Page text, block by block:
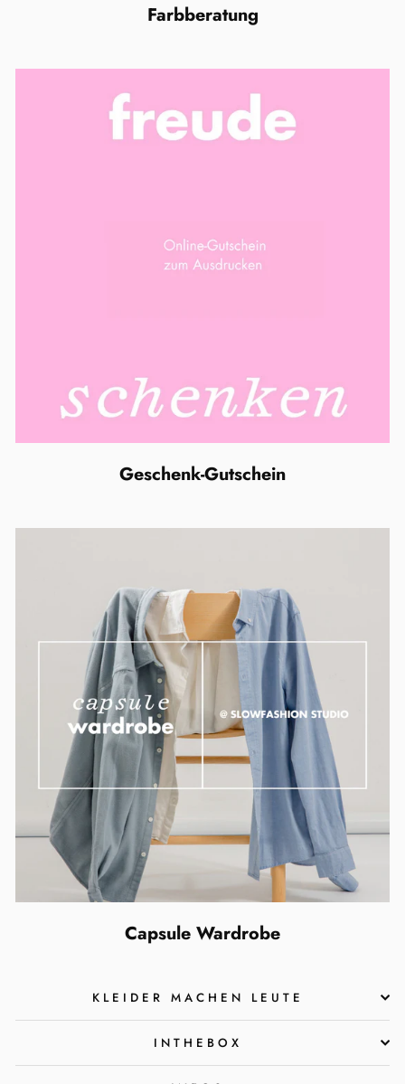
Farbberatung
Geschenk-Gutschein
Capsule Wardrobe
KLEIDER MACHEN LEUTE
INTHEBOX